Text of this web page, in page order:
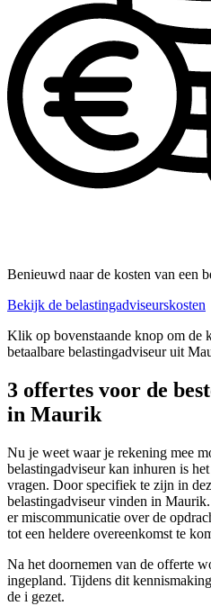
Benieuwd naar de kosten van een
Bekijk de belastingadviseurskosten
Klik op bovenstaande knop om de
betaalbare belastingadviseur uit
3 offertes voor de
in Maurik
Nu je weet waar je rekening mee
belastingadviseur kan inhuren is
vragen. Door specifiek te zijn in
belastingadviseur vinden in
er miscommunicatie over de
tot een heldere overeenkomst te
Na het doornemen van de offerte
ingepland. Tijdens dit
de i gezet.